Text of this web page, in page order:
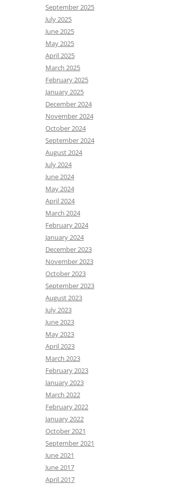
September 2025
July 2025
June 2025
May 2025
April 2025
March 2025
February 2025
January 2025
December 2024
November 2024
October 2024
September 2024
August 2024
July 2024
June 2024
May 2024
April 2024
March 2024
February 2024
January 2024
December 2023
November 2023
October 2023
September 2023
August 2023
July 2023
June 2023
May 2023
April 2023
March 2023
February 2023
January 2023
March 2022
February 2022
January 2022
October 2021
September 2021
June 2021
June 2017
April 2017